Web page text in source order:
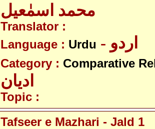
محمد اسمٰعیل
Translator :
Language : Urdu - اردو
Category : Comparative
ادیان
Topic :
Tafseer e Mazhari - Jald 1